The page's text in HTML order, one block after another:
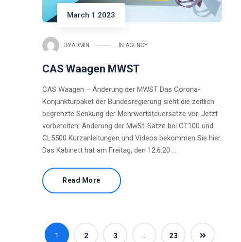
March 1 2023
BYADMIN IN AGENCY
CAS Waagen MWST
CAS Waagen – Änderung der MWST Das Corona-
Konjunkturpaket der Bundesregierung sieht die zeitlich
begrenzte Senkung der Mehrwertsteuersätze vor. Jetzt
vorbereiten: Änderung der MwSt-Sätze bei CT100 und
CL5500 Kurzanleitungen und Videos bekommen Sie hier.
Das Kabinett hat am Freitag, den 12.6.20 …
Read More
1 2 3 … 23